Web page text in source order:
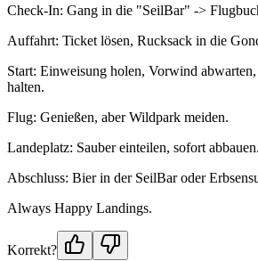
Check-In: Gang in die "SeilBar" ->
Auffahrt: Ticket lösen, Rucksack in die
Start: Einweisung holen, Vorwind
halten.
Flug: Genießen, aber Wildpark meiden.
Landeplatz: Sauber einteilen, sofort abbauen.
Abschluss: Bier in der SeilBar oder
Always Happy Landings.
Korrekt?